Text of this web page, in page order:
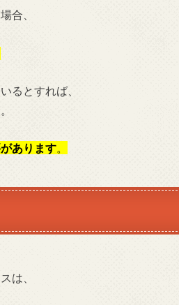
合、
るとすれば、
あります。
は、